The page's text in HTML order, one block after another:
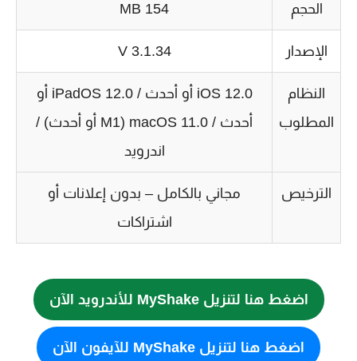
الحجم 154 MB
الإصدار 3.1.34 V
النظام
المطلوب
iOS 12.0 أو أحدث / iPadOS 12.0 أو
أحدث / macOS 11.0 (M1 أو أحدث) /
اندرويد
الترخيص
مجاني بالكامل – بدون إعلانات أو
اشتراكات
اضغط هنا لتنزيل MyShake للأندرويد الآن
اضغط هنا لتنزيل MyShake للآيفون الآن